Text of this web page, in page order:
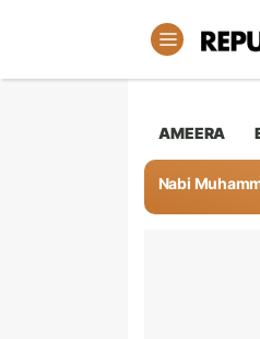
AMEERA
Nabi